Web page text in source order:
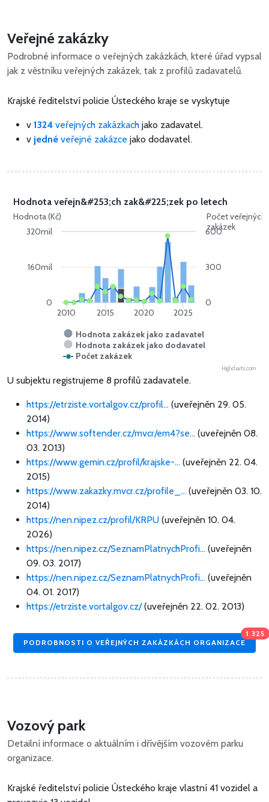
Veřejné zakázky
Podrobné informace o veřejných zakázkách, které úřad vypsal
jak z věstníku veřejných zakázek, tak z profilů zadavatelů.
Krajské ředitelství policie Ústeckého kraje se vyskytuje
v 1324 veřejných zakázkach jako zadavatel.
v jedné veřejné zakázce jako dodavatel.
Hodnota (Kč)
Počet veřejných
zakázek
Hodnota veřejn&#253;ch zak&#225;zek po letech
Hodnota zakázek jako zadavatel
Hodnota zakázek jako dodavatel
Počet zakázek
2010 2015 2020 2025
0
160mil
320mil
0
300
600
Highcharts.com
U subjektu registrujeme 8 profilů zadavatele.
https://etrziste.vortalgov.cz/profil... (uveřejněn 29. 05.
2014)
https://www.softender.cz/mvcr/em4?se... (uveřejněn 08.
03. 2013)
https://www.gemin.cz/profil/krajske-... (uveřejněn 22. 04.
2015)
https://www.zakazky.mvcr.cz/profile_... (uveřejněn 03. 10.
2014)
https://nen.nipez.cz/profil/KRPU (uveřejněn 10. 04.
2026)
https://nen.nipez.cz/SeznamPlatnychProfi... (uveřejněn
09. 03. 2017)
https://nen.nipez.cz/SeznamPlatnychProfi... (uveřejněn
04. 01. 2017)
https://etrziste.vortalgov.cz/(uveřejněn 22. 02. 2013)
PODROBNOSTI O VEŘEJNÝCH ZAKÁZKÁCH ORGANIZACE
1 325
Vozový park
Detailní informace o aktuálním i dřívějším vozovém parku
organizace.
Krajské ředitelství policie Ústeckého kraje vlastní 41 vozidel a